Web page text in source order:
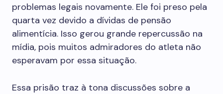
problemas legais novamente. Ele foi preso pela
quarta vez devido a dívidas de pensão
alimentícia. Isso gerou grande repercussão na
mídia, pois muitos admiradores do atleta não
esperavam por essa situação.
Essa prisão traz à tona discussões sobre a